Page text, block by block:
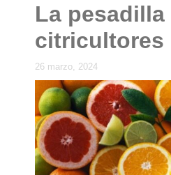
La
citricultores
26 marzo, 2024